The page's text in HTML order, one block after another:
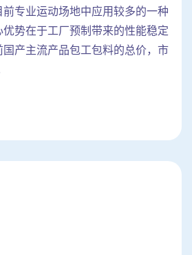
专业运动场地中应用较多的一种
势在于工厂预制带来的性能稳定
产主流产品包工包料的总价，市